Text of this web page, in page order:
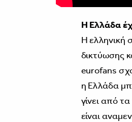
Η Ελλάδα
Η ελληνική
δικτύωσης
eurofans
η Ελλάδα
γίνει από
είναι